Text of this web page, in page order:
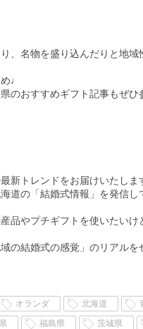
、名物を盛り込んだりと地域
♩
のおすすめギフト記事もぜひ
新トレンドをお届けいたしま
道の「結婚式情報」を発信し
品やプチギフトを使いたいけ
の結婚式の感覚」のリアルを
オランダ 北海道
福島県 茨城県